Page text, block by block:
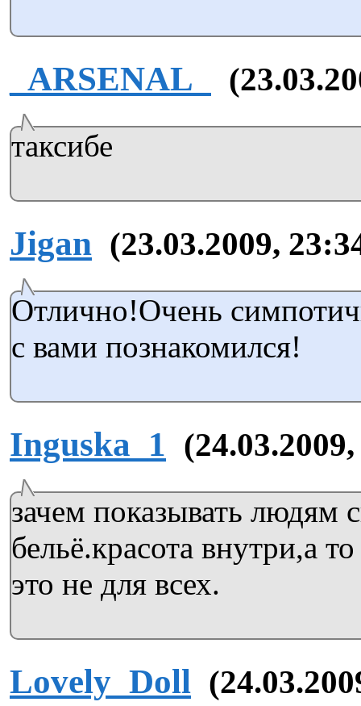
_ARSENAL_
таксибе
Jigan (23.03.2009,
Отлично!Очень
с вами познакомился!
Inguska_1
зачем показывать людям
бельё.красота внутри,а
это не для всех.
Lovely_Doll